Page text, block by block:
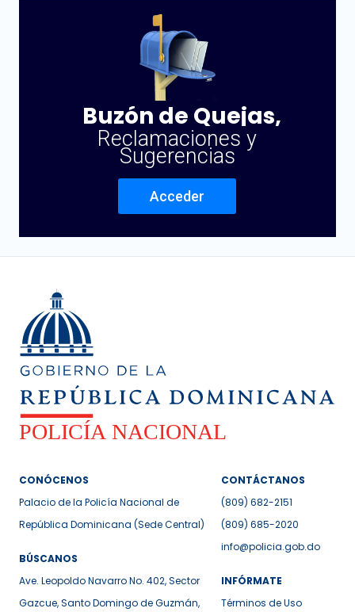
Buzón de Quejas,
Reclamaciones y
Sugerencias
Acceder
CONÓCENOS
Palacio de la Policía Nacional de
República Dominicana (Sede Central)
BÚSCANOS
Ave. Leopoldo Navarro No. 402, Sector
Gazcue, Santo Domingo de Guzmán,
CONTÁCTANOS
(809) 682-2151
(809) 685-2020
info@policia.gob.do
INFÓRMATE
Términos de Uso